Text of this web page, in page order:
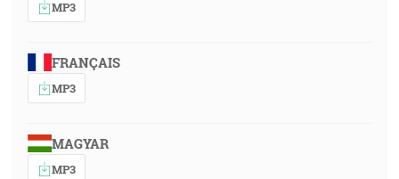
MP3
FRANÇAIS
MP3
MAGYAR
MP3